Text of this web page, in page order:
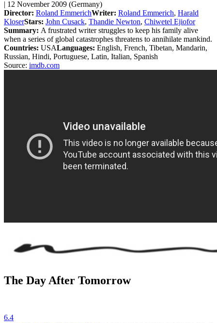
| 12 November 2009 (Germany)
Director: Roland EmmerichWriter: Roland Emmerich, Harald
KloserStars: John Cusack, Thandie Newton, Chiwetel Ejiofor
Summary: A frustrated writer struggles to keep his family alive
when a series of global catastrophes threatens to annihilate mankind.
Countries: USALanguages: English, French, Tibetan, Mandarin,
Russian, Hindi, Portuguese, Latin, Italian, Spanish
Source: imdb.com
The Day After Tomorrow
6.4